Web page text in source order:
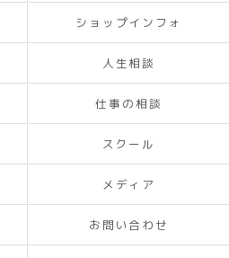
ショップインフォ
人生相談
仕事の相談
スクール
メディア
お問い合わせ